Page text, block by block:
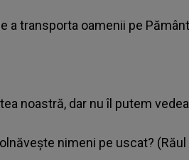
a transporta oamenii pe
noastră, dar nu îl putem
nimeni pe uscat? (Răul